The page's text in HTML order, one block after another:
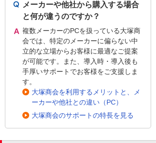
メーカーや他社から購入する場合
と何が違うのですか？
複数メーカーのPCを扱っている大塚商
会では、特定のメーカーに偏らない中
立的な立場からお客様に最適なご提案
が可能です。また、導入時・導入後も
手厚いサポートでお客様をご支援しま
す。
大塚商会を利用するメリットと、メ
ーカーや他社との違い（PC）
大塚商会のサポートの特長を見る